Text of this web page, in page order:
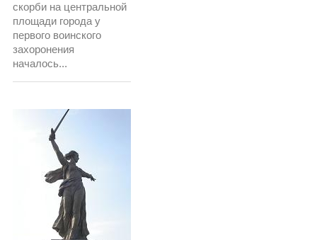
скорби на центральной
площади города у
первого воинского
захоронения
началось...